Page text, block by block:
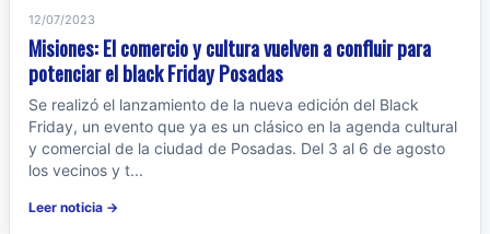
12/07/2023
Misiones: El comercio y cultura vuelven a confluir para
potenciar el black Friday Posadas
Se realizó el lanzamiento de la nueva edición del Black
Friday, un evento que ya es un clásico en la agenda cultural
y comercial de la ciudad de Posadas. Del 3 al 6 de agosto
los vecinos y t...
Leer noticia →